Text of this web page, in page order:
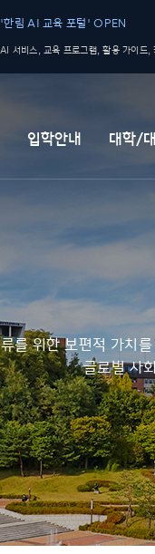
'한림 AI 교육 포털' OPEN
AI 서비스, 교육 프로그램, 활용 가이드,
입학안내 대학/
를 위한 보편적 가치
글로벌 사